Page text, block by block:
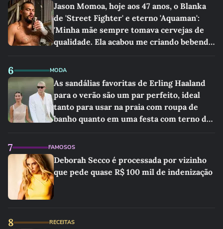
Jason Momoa, hoje aos 47 anos, o Blanka
de 'Street Fighter' e eterno 'Aquaman':
'Minha mãe sempre tomava cervejas de
qualidade. Ela acabou me criando bebendo
6 MODA
As sandálias favoritas de Erling Haaland
para o verão são um par perfeito, ideal
tanto para usar na praia com roupa de
banho quanto em uma festa com terno de
7 FAMOSOS
Deborah Secco é processada por vizinho
que pede quase R$ 100 mil de indenização
8 RECEITAS